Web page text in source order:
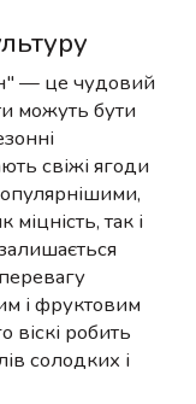
— це чудовий
можуть бути
свіжі ягоди
так і
і фруктовим
робить
солодких і